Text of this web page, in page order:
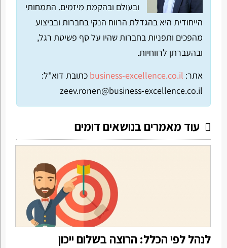
ובעולם ובהקמת מיזמים. התמחותי
הייחודית היא בהגדלת הרווח הנקי בחברות ובביצוע
מהפכים ותפניות בחברות שהיו על סף פשיטת רגל,
ובהעברתן לרווחיות.
אתר: business-excellence.co.il כתובת דוא"ל:
zeev.ronen@business-excellence.co.il
עוד מאמרים בנושאים דומים
לנהל לפי הכלל: הרוצה בשלום ייכון